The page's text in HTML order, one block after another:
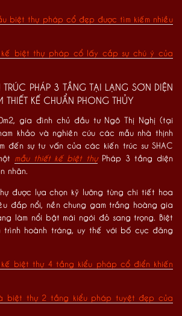
biệt thự pháp cổ đẹp được tìm kiếm nhiều
kế biệt thự pháp cổ lấy cắp sự chú ý của
TRÚC PHÁP 3 TẦNG TẠI LẠNG SƠN DIỆN
KẾ CHUẨN PHONG THỦY
gia đình chủ đầu tư Ngô Thị Nghị (tại
khảo và nghiên cứu các mẫu nhà thịnh
đến sự tư vấn của các kiến trúc sư SHAC
mẫu thiết kế biệt thự Pháp 3 tầng diện
nhãn.
được lựa chọn kỹ lưỡng từng chi tiết hoa
đắp nổi, nền chung gam trắng hoàng gia
làm nổi bật mái ngói đỏ sang trọng. Biệt
hoành tráng, uy thế với bố cục đăng
biệt thự 4 tầng kiểu pháp cổ điển khiến
biệt thự 2 tầng kiểu pháp tuyệt đẹp của